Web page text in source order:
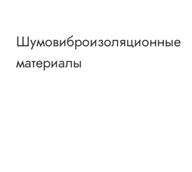
Шумовиброизоляционные
материалы